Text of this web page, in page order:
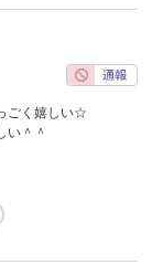
ごく嬉しい☆
い＾＾